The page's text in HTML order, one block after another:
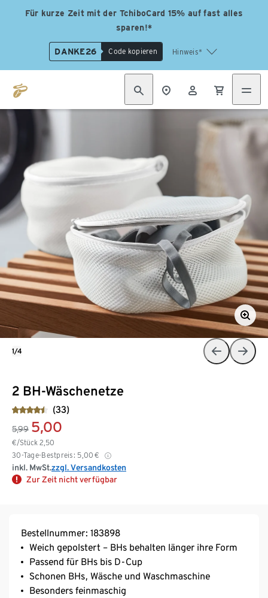
Für kurze Zeit mit der TchiboCard 15% auf fast alles
sparen!*
DANKE26 Code kopieren Hinweis*
2 BH-Wäschenetze
(33)
5,99 5,00
€/Stück 2,50
30-Tage-Bestpreis: 5,00 €
inkl. MwSt.zzgl. Versandkosten
Zur Zeit nicht verfügbar
1/4
Bestellnummer: 183898
Weich gepolstert – BHs behalten länger ihre Form
Passend für BHs bis D-Cup
Schonen BHs, Wäsche und Waschmaschine
Besonders feinmaschig